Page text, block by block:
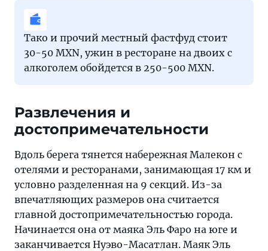
Тако и прочий местный фастфуд стоит
30-50 MXN, ужин в ресторане на двоих с
алкоголем обойдется в 250-500 MXN.
Развлечения и
достопримечательности
Вдоль берега тянется набережная Малекон с
отелями и ресторанами, занимающая 17 км и
условно разделенная на 9 секций. Из-за
впечатляющих размеров она считается
главной достопримечательностью города.
Начинается она от маяка Эль Фаро на юге и
заканчивается Нуэво-Масатлан. Маяк Эль